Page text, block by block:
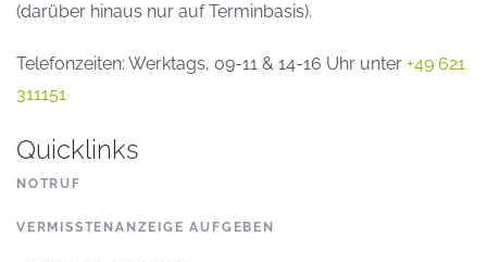
(darüber hinaus nur auf Terminbasis).
Telefonzeiten: Werktags, 09-11 & 14-16 Uhr unter +49 621
311151
Quicklinks
NOTRUF
VERMISSTENANZEIGE AUFGEBEN